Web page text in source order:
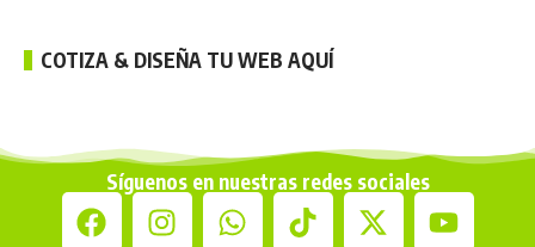
COTIZA & DISEÑA TU WEB AQUÍ
Síguenos en nuestras redes sociales